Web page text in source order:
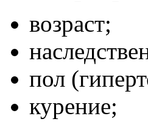
возраст;
пол
курение;